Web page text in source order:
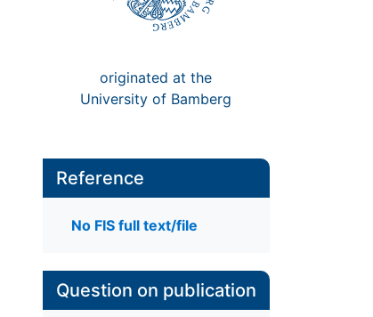
originated at the
University of Bamberg
Reference
No FIS full text/file
Question on publication